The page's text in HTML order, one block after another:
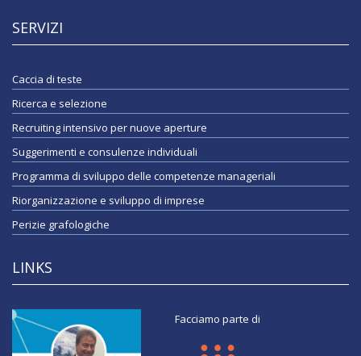
SERVIZI
Caccia di teste
Ricerca e selezione
Recruiting intensivo per nuove aperture
Suggerimenti e consulenze individuali
Programma di sviluppo delle competenze manageriali
Riorganizzazione e sviluppo di imprese
Perizie grafologiche
LINKS
Facciamo parte di